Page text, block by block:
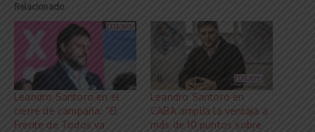
Relacionado
Leandro Santoro en el
cierre de campaña: “El
Frente de Todos va
Leandro Santoro en
CABA amplía la ventaja a
más de 10 puntos sobre